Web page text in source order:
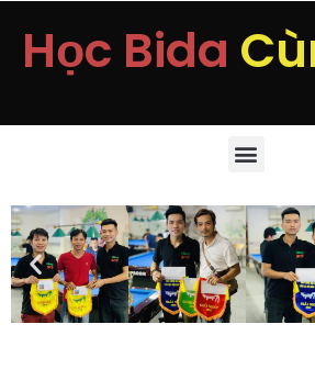
Học Bida